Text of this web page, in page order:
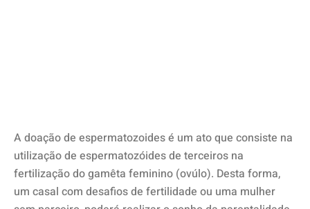
A doação de espermatozoides é um ato que consiste na
utilização de espermatozóides de terceiros na
fertilização do gamêta feminino (ovúlo). Desta forma,
um casal com desafios de fertilidade ou uma mulher